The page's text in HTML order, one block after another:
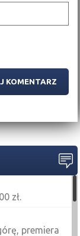
zł.
premiera